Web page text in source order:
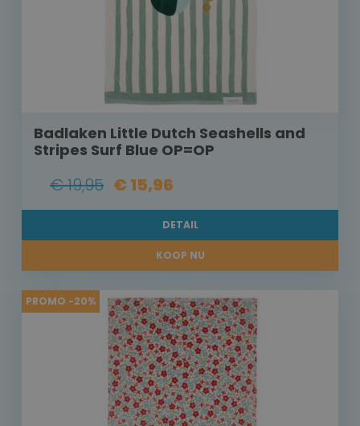
Badlaken Little Dutch Seashells and
Stripes Surf Blue OP=OP
€ 19,95 € 15,96
DETAIL
KOOP NU
PROMO -20%